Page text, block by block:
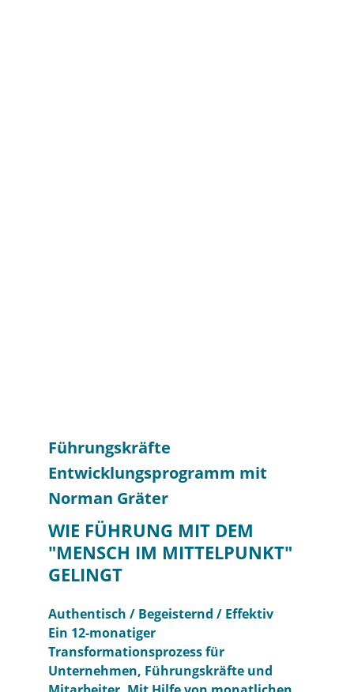
Führungskräfte
Entwicklungsprogramm mit
Norman Gräter
WIE FÜHRUNG MIT DEM
"MENSCH IM MITTELPUNKT"
GELINGT
Authentisch / Begeisternd / Effektiv
Ein 12-monatiger
Transformationsprozess für
Unternehmen, Führungskräfte und